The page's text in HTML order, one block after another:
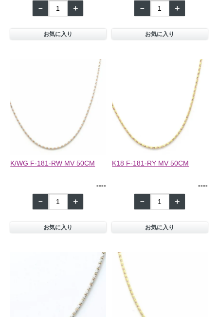
－ ＋
お気に入り
－ ＋
お気に入り
K/WG F-181-RW MV 50CM
----
－ ＋
お気に入り
K18 F-181-RY MV 50CM
----
－ ＋
お気に入り